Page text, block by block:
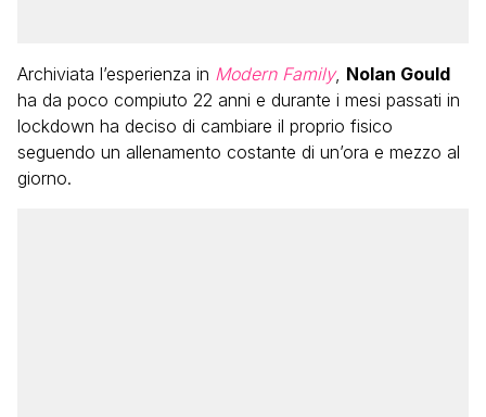
Archiviata l’esperienza in Modern Family, Nolan Gould
ha da poco compiuto 22 anni e durante i mesi passati in
lockdown ha deciso di cambiare il proprio fisico
seguendo un allenamento costante di un’ora e mezzo al
giorno.